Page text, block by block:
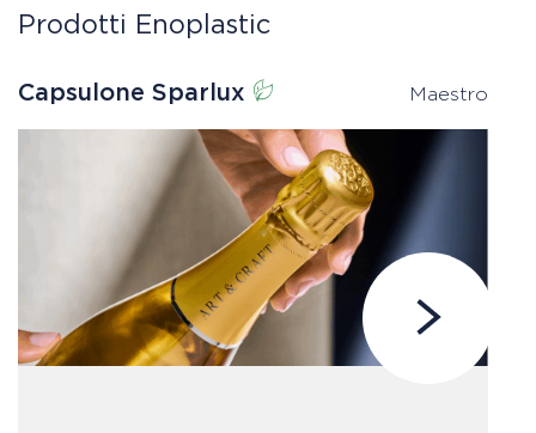
Prodotti Enoplastic
Capsulone Sparlux Maestro